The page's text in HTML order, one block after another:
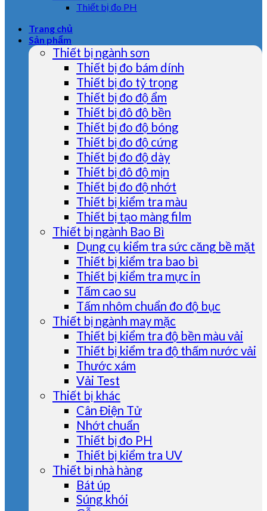
Thiết bị đo PH
Trang chủ
Sản phẩm
Thiết bị ngành sơn
Thiết bị đo bám dính
Thiết bị đo tỷ trọng
Thiết bị đo độ ẩm
Thiết bị đô độ bền
Thiết bị đo độ bóng
Thiết bị đo độ cứng
Thiết bị đo độ dày
Thiết bị đô độ mịn
Thiết bị đo độ nhớt
Thiết bị kiểm tra màu
Thiết bị tạo màng film
Thiết bị ngành Bao Bì
Dụng cụ kiểm tra sức căng bề mặt
Thiết bị kiểm tra bao bì
Thiết bị kiểm tra mực in
Tấm cao su
Tấm nhôm chuẩn đo độ bục
Thiết bị ngành may mặc
Thiết bị kiểm tra độ bền màu vải
Thiết bị kiểm tra độ thấm nước vải
Thước xám
Vải Test
Thiết bị khác
Cân Điện Tử
Nhớt chuẩn
Thiết bị đo PH
Thiết bị kiểm tra UV
Thiết bị nhà hàng
Bát úp
Súng khói